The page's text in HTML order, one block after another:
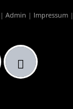
Admin | Impressum |